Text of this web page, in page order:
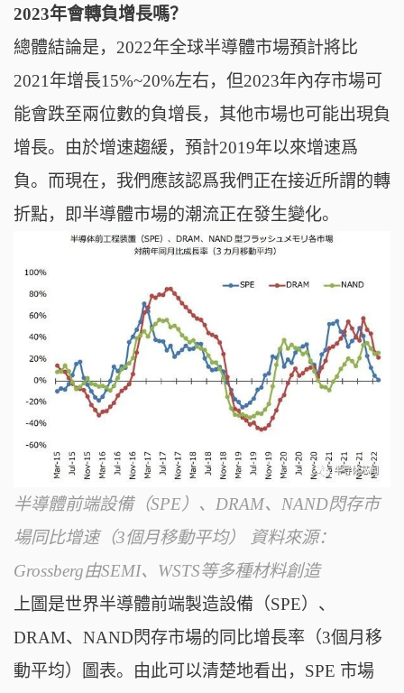
2023年會轉負增長嗎？
總體結論是，2022年全球半導體市場預計將比
2021年增長15%~20%左右，但2023年內存市場可
能會跌至兩位數的負增長，其他市場也可能出現負
增長。由於增速趨緩，預計2019年以來增速爲
負。而現在，我們應該認爲我們正在接近所謂的轉
折點，即半導體市場的潮流正在發生變化。
半導體前端設備（SPE）、DRAM、NAND閃存市
場同比增速（3個月移動平均） 資料來源：
Grossberg由SEMI、WSTS等多種材料創造
上圖是世界半導體前端製造設備（SPE）、
DRAM、NAND閃存市場的同比增長率（3個月移
動平均）圖表。由此可以清楚地看出，SPE 市場